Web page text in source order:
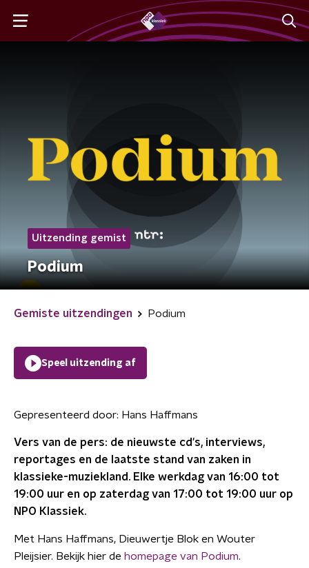
Uitzending gemist
Podium
Gemiste uitzendingen Podium
Speel uitzending af
Gepresenteerd door: Hans Haffmans
Vers van de pers: de nieuwste cd's, interviews,
reportages en de laatste stand van zaken in
klassieke-muziekland. Elke werkdag van 16:00 tot
19:00 uur en op zaterdag van 17:00 tot 19:00 uur op
NPO Klassiek.
Met Hans Haffmans, Dieuwertje Blok en Wouter
Pleijsier. Bekijk hier de homepage van Podium.